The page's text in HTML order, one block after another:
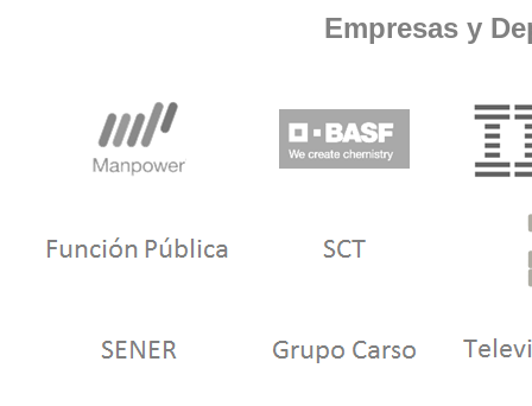
Empresas y